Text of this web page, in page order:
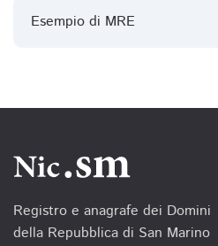
Esempio di MRE
Registro e anagrafe dei Domini
della Repubblica di San Marino